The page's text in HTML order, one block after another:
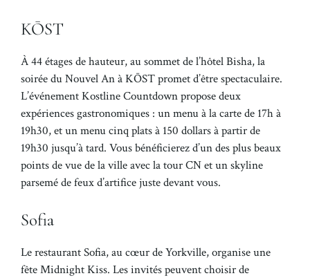
KŌST
À 44 étages de hauteur, au sommet de l’hôtel Bisha, la
soirée du Nouvel An à KŌST promet d’être spectaculaire.
L’événement Kostline Countdown propose deux
expériences gastronomiques : un menu à la carte de 17h à
19h30, et un menu cinq plats à 150 dollars à partir de
19h30 jusqu’à tard. Vous bénéficierez d’un des plus beaux
points de vue de la ville avec la tour CN et un skyline
parsemé de feux d’artifice juste devant vous.
Sofia
Le restaurant Sofia, au cœur de Yorkville, organise une
fête Midnight Kiss. Les invités peuvent choisir de